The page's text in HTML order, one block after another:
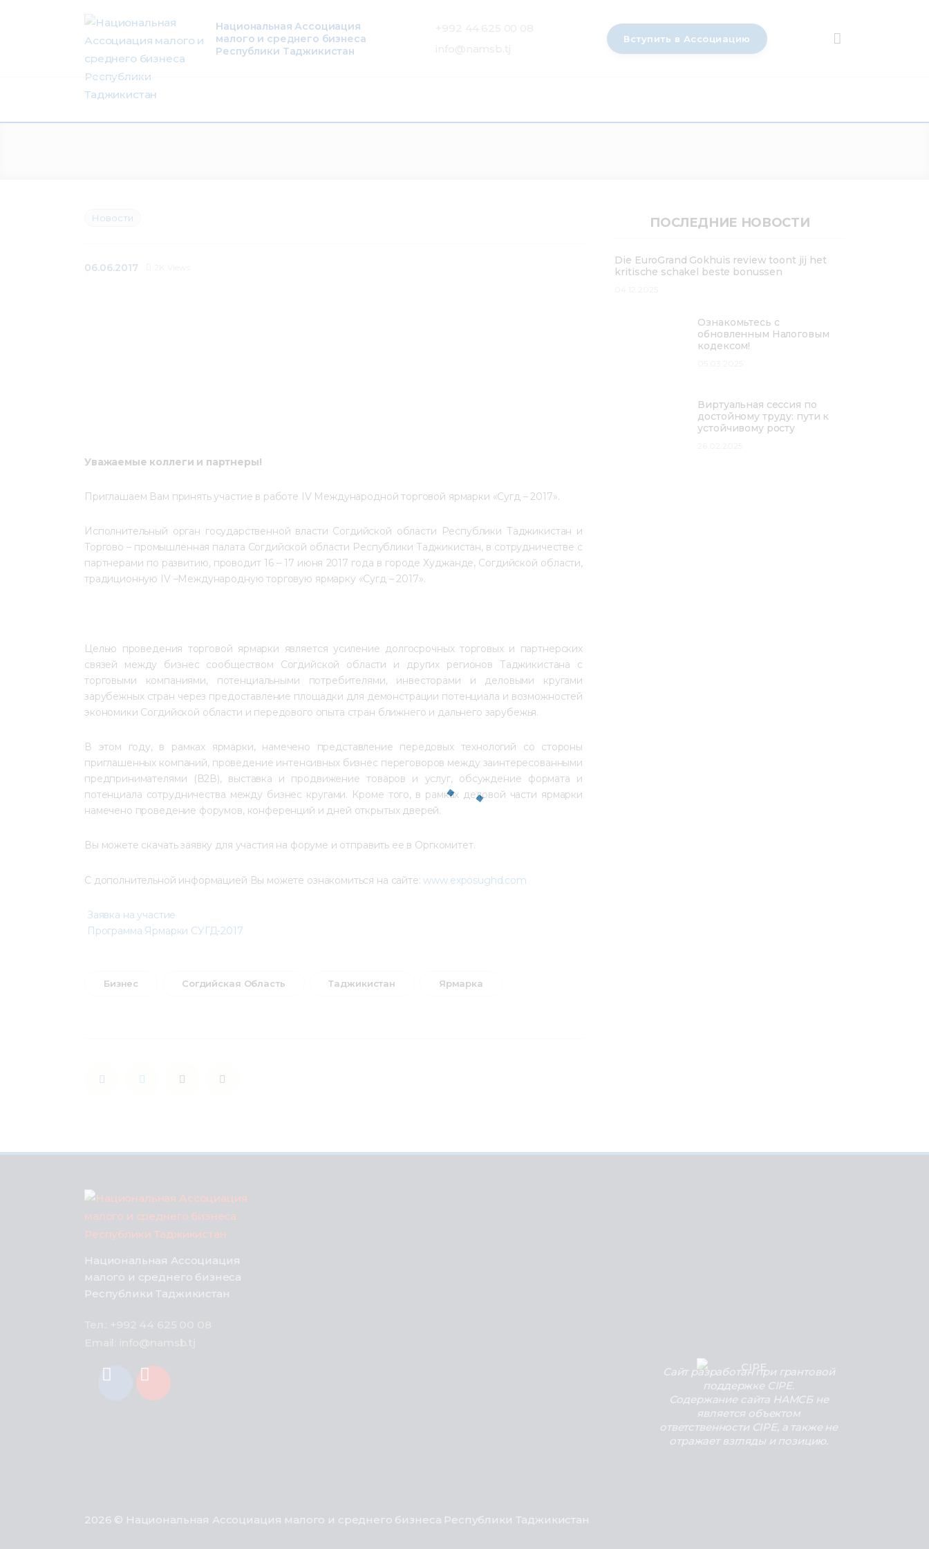
Национальная Ассоциация
малого и среднего бизнеса
Республики Таджикистан
Вступить в Ассоциацию
Членство
Новости
06.06.2017
Уважаемые коллеги и партнеры!
Приглашаем Вам принять участие в работе IV Международной торговой ярмарки «Сугд – 2017».
Исполнительный орган государственной власти Согдийской области Республики Таджикистан и
Торгово – промышленная палата Согдийской области Республики Таджикистан, в сотрудничестве с
партнерами по развитию, проводит 16 – 17 июня 2017 года в городе Худжанде, Согдийской области,
традиционную IV –Международную торговую ярмарку «Сугд – 2017».
Целью проведения торговой ярмарки является усиление долгосрочных торговых и партнерских
связей между бизнес сообществом Согдийской области и других регионов Таджикистана с
торговыми компаниями, потенциальными потребителями, инвесторами и деловыми кругами
зарубежных стран через предоставление площадки для демонстрации потенциала и возможностей
экономики Согдийской области и передового опыта стран ближнего и дальнего зарубежья.
В этом году, в рамках ярмарки, намечено представление передовых технологий со стороны
приглашенных компаний, проведение интенсивных бизнес переговоров между заинтересованными
предпринимателями (В2В), выставка и продвижение товаров и услуг, обсуждение формата и
потенциала сотрудничества между бизнес кругами. Кроме того, в рамках деловой части ярмарки
намечено проведение форумов, конференций и дней открытых дверей.
Вы можете скачать заявку для участия на форуме и отправить ее в Оргкомитет.
С дополнительной информацией Вы можете ознакомиться на сайте: www.exposughd.com
Заявка на участие
Программа Ярмарки СУГД-2017
Бизнес Согдийская Область Таджикистан Ярмарка
ПОСЛЕДНИЕ НОВОСТИ
Die EuroGrand Gokhuis review toont jij het
kritische schakel beste bonussen
Ознакомьтесь с
обновленным Налоговым
кодексом!
Виртуальная сессия по
достойному труду: пути к
устойчивому росту
Национальная Ассоциация
малого и среднего бизнеса
Республики Таджикистан
Сайт разработан при грантовой
поддержке CIPE.
Содержание сайта НАМСБ не
является объектом
ответственности CIPE, а также не
отражает взгляды и позицию.
2026 © Национальная Ассоциация малого и среднего бизнеса Республики Таджикистан